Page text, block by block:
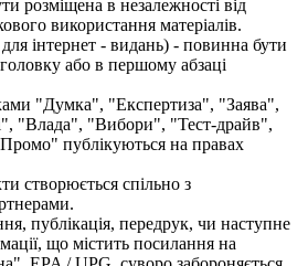
розміщена в незалежності від
використання матеріалів.
інтернет - видань) - повинна бути
або в першому абзаці
"Думка", "Експертиза", "Заява",
"Влада", "Вибори", "Тест-драйв",
публікуються на правах
створюється спільно з
публікація, передрук, чи наступне
що містить посилання на